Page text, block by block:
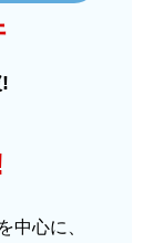
中心に、